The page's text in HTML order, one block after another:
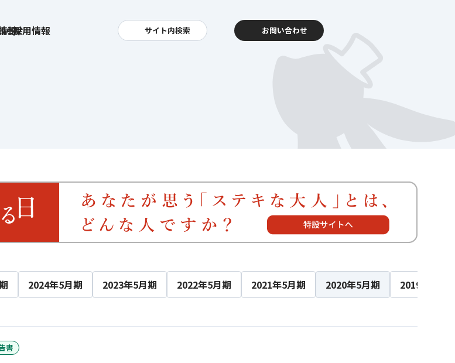
らせ
アや就業を支える 育児や暮らしを支える
メッセージアーカイブス
報採用情報 サイト内検索 お問い合わせ
2024年5月期 2023年5月期 2022年5月期 2021年5月期 2020年5月期 2019年5月期
書